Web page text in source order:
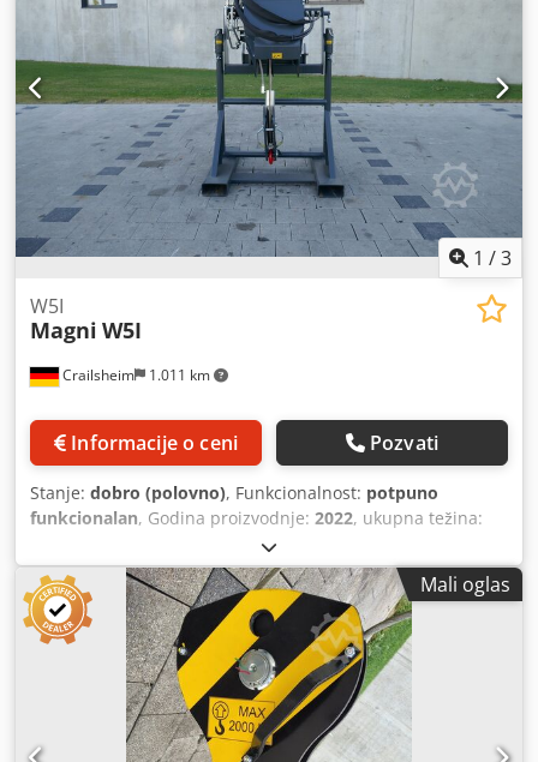
1 /3
Crailsheim 1.011 km
W5I
Magni W5I
Informacije o ceni Pozvati
Stanje: dobro (polovno), Funkcionalnost: potpuno
funkcionalan, Godina proizvodnje: 2022, ukupna težina:
1.720 mm
mm, ukupna širina:1.090 mm, nosivost:5.000 kg, Vitlo
Proizvođač: Magni Tip: W5I Godina proizvodnje: 2022 Visina
(mm): 1.720 Dužina (mm): 900 Nosivost (kg): 5.000 Težina
(kg): 560 Širina (mm): 1.090 Dcsdpjxn A I Refx Ad Nek
Mali oglas